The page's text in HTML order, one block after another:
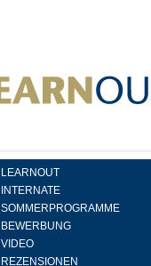
LEARNOUT
INTERNATE
SOMMERPROGRAMME
BEWERBUNG
VIDEO
REZENSIONEN